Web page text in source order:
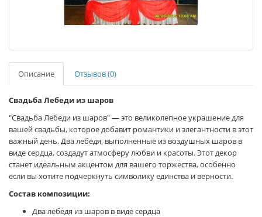
Описание Отзывов (0)
Свадьба Лебеди из шаров
"Свадьба Лебеди из шаров" — это великолепное украшение для
вашей свадьбы, которое добавит романтики и элегантности в этот
важный день. Два лебедя, выполненные из воздушных шаров в
виде сердца, создадут атмосферу любви и красоты. Этот декор
станет идеальным акцентом для вашего торжества, особенно
если вы хотите подчеркнуть символику единства и верности.
Состав композиции:
Два лебедя из шаров в виде сердца